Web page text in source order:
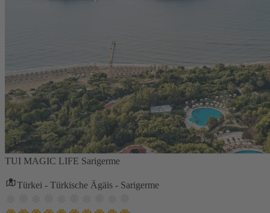
TUI MAGIC LIFE Sarigerme
Türkei - Türkische Ägäis - Sarigerme